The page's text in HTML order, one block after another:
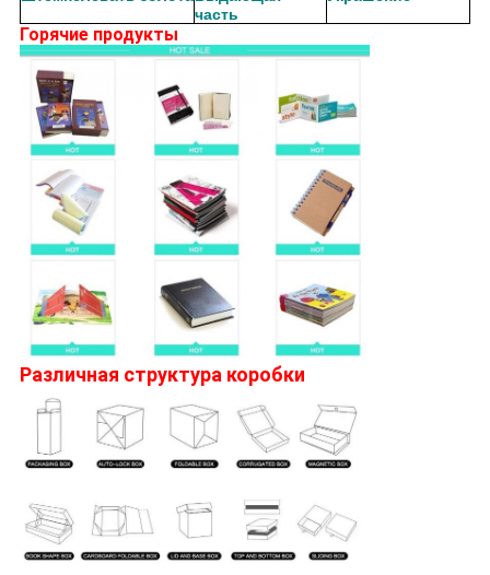
часть
Горячие продукты
Различная структура коробки